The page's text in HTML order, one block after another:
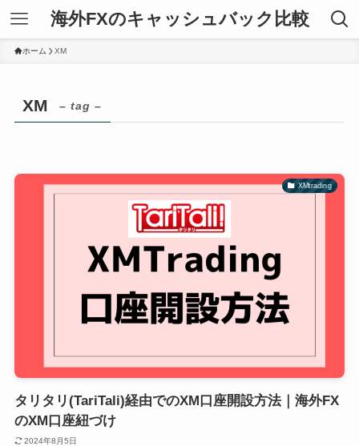
海外FXのキャッシュバック比較
ホーム XM
XM – tag –
XMtrading
タリタリ(TariTali)経由でのXM口座開設方法｜海外FX
のXM口座紐づけ
2024年8月5日